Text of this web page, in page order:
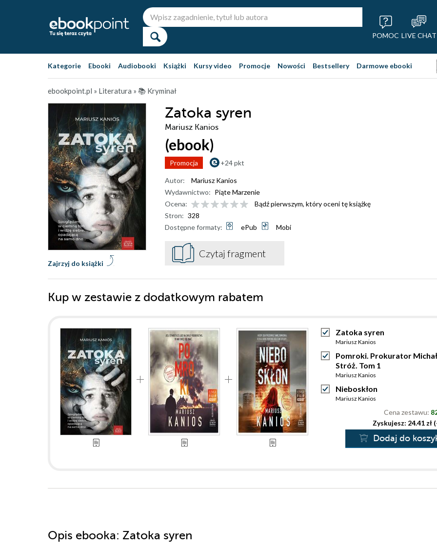
POMOC LIVE CHAT
Kategorie Ebooki Audiobooki Książki Kursy video Promocje Nowości Bestsellery Darmowe ebooki
ebookpoint.pl » Literatura » 📚 Kryminał
Zatoka syren
Mariusz Kanios
(ebook)
Promocja +24 pkt
Zajrzyj do książki
Autor:
Mariusz Kanios
Wydawnictwo: Piąte Marzenie
Ocena:
Bądź pierwszym, który oceni tę książkę
Stron: 328
Dostępne formaty:
ePub Mobi
Czytaj fragment
Kup w zestawie z dodatkowym rabatem
Zatoka syren
Mariusz Kanios
Pomroki. Prokurator Michał
Stróż. Tom 1
Mariusz Kanios
Nieboskłon
Mariusz Kanios
Cena zestawu:
Zyskujesz: 24.41 zł
Dodaj do
Opis ebooka: Zatoka syren